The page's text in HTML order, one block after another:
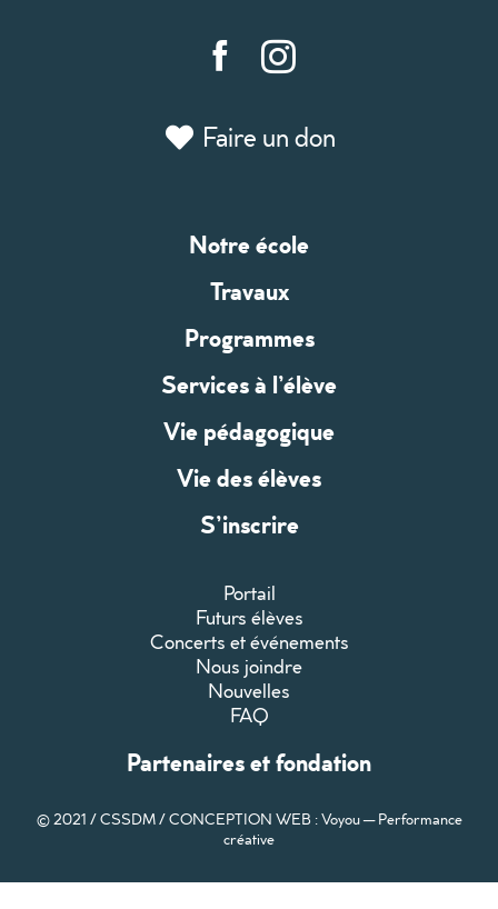
Faire un don
Notre école
Travaux
Programmes
Services à l’élève
Vie pédagogique
Vie des élèves
S’inscrire
Portail
Futurs élèves
Concerts et événements
Nous joindre
Nouvelles
FAQ
Partenaires et fondation
© 2021 / CSSDM /CONCEPTION WEB : Voyou — Performance
créative